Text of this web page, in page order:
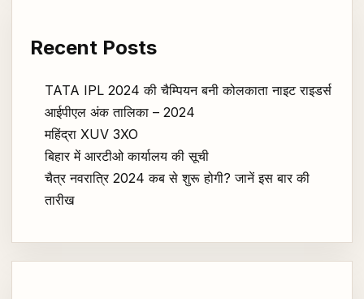
Recent Posts
TATA IPL 2024 की चैम्पियन बनी कोलकाता नाइट राइडर्स
आईपीएल अंक तालिका – 2024
महिंद्रा XUV 3XO
बिहार में आरटीओ कार्यालय की सूची
चैत्र नवरात्रि 2024 कब से शुरू होगी? जानें इस बार की
तारीख